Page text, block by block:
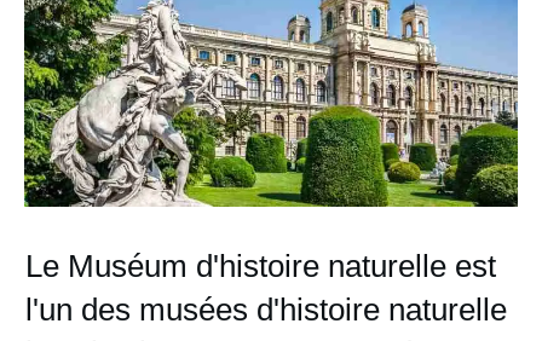
Le Muséum d'histoire naturelle est
l'un des musées d'histoire naturelle